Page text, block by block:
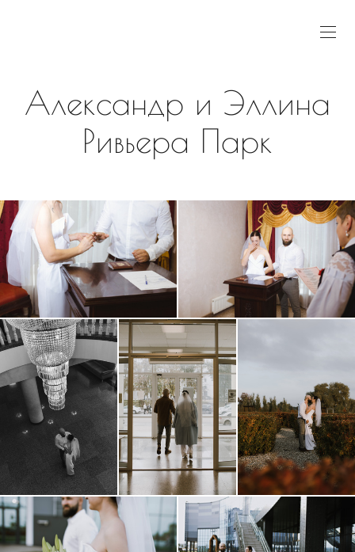
Александр и Эллина
Ривьера Парк